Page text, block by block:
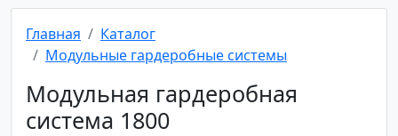
Главная
Каталог
Модульные гардеробные системы
Модульная гардеробная
система 1800